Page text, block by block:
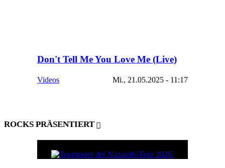
Don't Tell Me You Love Me (Live)
Videos Mi., 21.05.2025 - 11:17
ROCKS PRÄSENTIERT